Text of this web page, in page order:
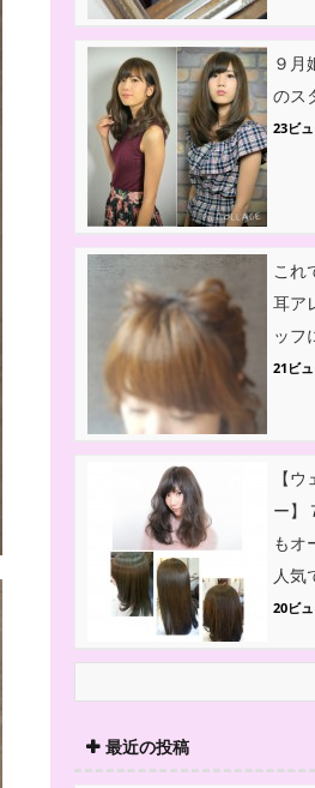
９月
のス
23ビ
これ
耳ア
ッフ
21ビ
【
ー】
もオ
人気
20ビ
最近の投稿